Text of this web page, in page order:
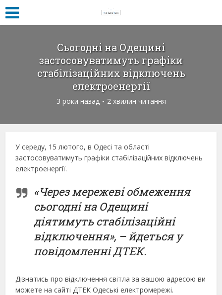
Сьогодні на Одещині
застосовуватимуть графіки
стабілізаційних відключень
електроенергії
3 роки назад 2 хвилин читання
У середу, 15 лютого, в Одесі та області
застосовуватимуть графіки стабілізаційних відключень
електроенергії.
«Через мережеві обмеження
сьогодні на Одещині
діятимуть стабілізаційні
відключення», – йдеться у
повідомленні ДТЕК.
Дізнатись про відключення світла за вашою адресою ви
можете на сайті ДТЕК Одеські електромережі.